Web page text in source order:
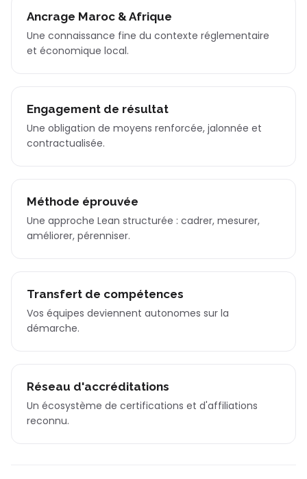
Ancrage Maroc & Afrique
Une connaissance fine du contexte réglementaire
et économique local.
Engagement de résultat
Une obligation de moyens renforcée, jalonnée et
contractualisée.
Méthode éprouvée
Une approche Lean structurée : cadrer, mesurer,
améliorer, pérenniser.
Transfert de compétences
Vos équipes deviennent autonomes sur la
démarche.
Réseau d'accréditations
Un écosystème de certifications et d'affiliations
reconnu.